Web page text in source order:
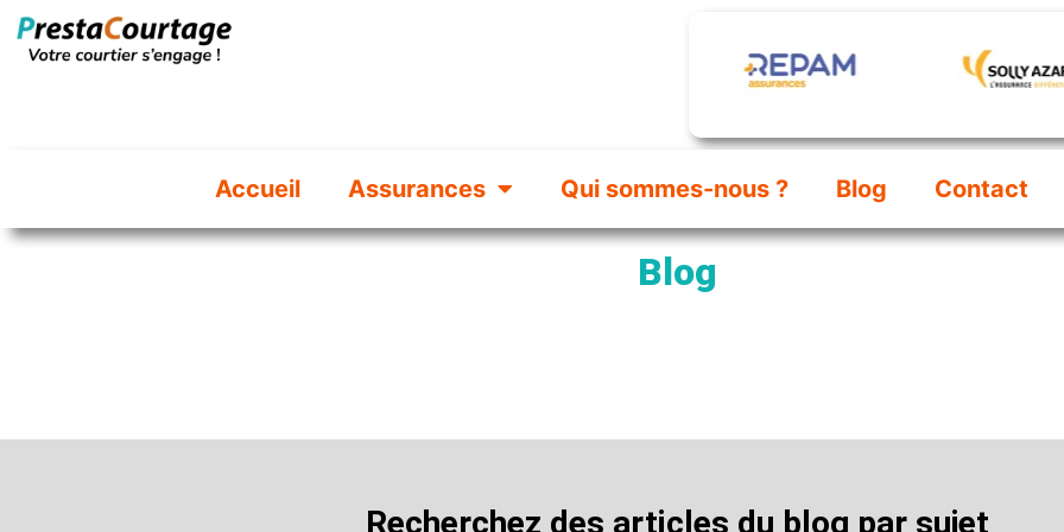
Accueil Assurances Qui sommes-nous ? Blog Contact
Blog
Recherchez des articles du blog par sujet